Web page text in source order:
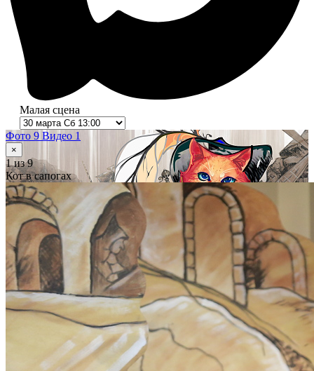
Малая сцена
Фото 9 Видео 1
×
1из 9
Кот в сапогах